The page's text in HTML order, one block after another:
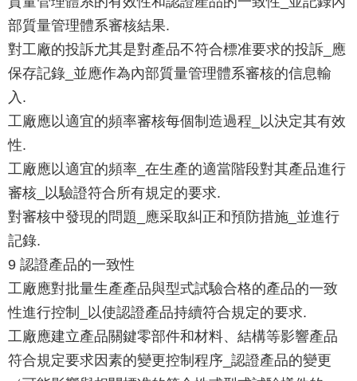
部質量管理體系審核結果.
對工廠的投訴尤其是對產品不符合標准要求的投訴_應
保存記錄_並應作為內部質量管理體系審核的信息輸
入.
工廠應以適宜的頻率審核每個制造過程_以決定其有效
性.
工廠應以適宜的頻率_在生產的適當階段對其產品進行
審核_以驗證符合所有規定的要求.
對審核中發現的問題_應采取糾正和預防措施_並進行
記錄.
9 認證產品的一致性
工廠應對批量生產產品與型式試驗合格的產品的一致
性進行控制_以使認證產品持續符合規定的要求.
工廠應建立產品關鍵零部件和材料、結構等影響產品
符合規定要求因素的變更控制程序_認證產品的變更